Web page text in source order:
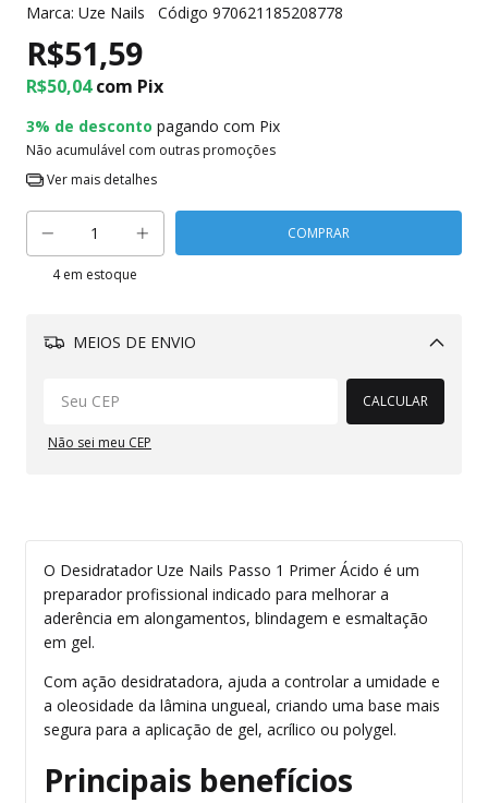
Marca: Uze Nails Código 970621185208778
R$51,59
R$50,04com Pix
3% de desconto pagando com Pix
Não acumulável com outras promoções
Ver mais detalhes
4em estoque
MEIOS DE ENVIO
Alterar CEP
CALCULAR
Não sei meu CEP
O Desidratador Uze Nails Passo 1 Primer Ácido é um
preparador profissional indicado para melhorar a
aderência em alongamentos, blindagem e esmaltação
em gel.
Com ação desidratadora, ajuda a controlar a umidade e
a oleosidade da lâmina ungueal, criando uma base mais
segura para a aplicação de gel, acrílico ou polygel.
Principais benefícios